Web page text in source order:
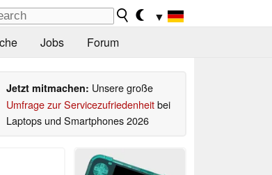
▼
Jobs Forum
Jetzt mitmachen: Unsere große
Umfrage zur Servicezufriedenheitbei
Laptops und Smartphones 2026